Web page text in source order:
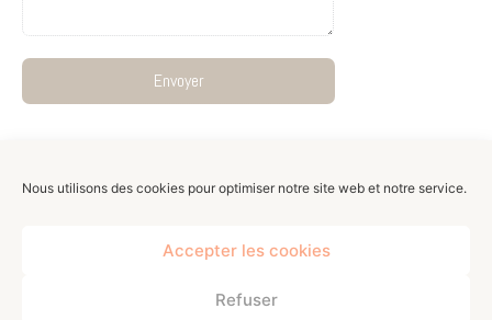
Nous utilisons des cookies pour optimiser notre site web et notre service.
Accepter les cookies
Refuser
Envoyer
réservés.